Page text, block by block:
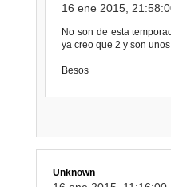
16 ene 2015,
No son de esta
ya creo que 2 y son
Besos
Unknown